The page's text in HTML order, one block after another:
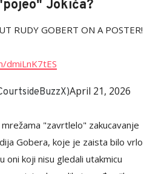
Jokića?
RUDY GOBERT ON A POSTER!
dmiLnK7tES
April 21, 2026
"zavrtlelo" zakucavanje
Gobera, koje je zaista bilo vrlo
oni koji nisu gledali utakmicu